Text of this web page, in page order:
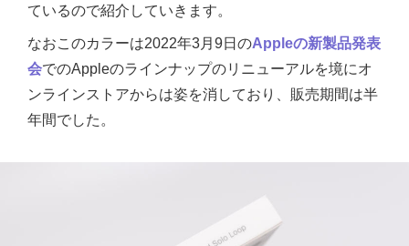
ているので紹介していきます。
なおこのカラーは2022年3月9日のAppleの新製品発表
会でのAppleのラインナップのリニューアルを境にオ
ンラインストアからは姿を消しており、販売期間は半
年間でした。